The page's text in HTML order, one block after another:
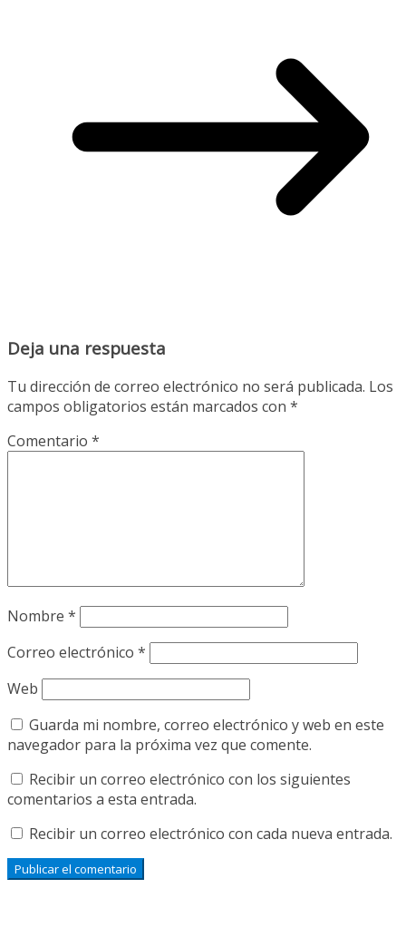
Deja una respuesta
Tu dirección de correo electrónico no será publicada. Los
campos obligatorios están marcados con *
Comentario *
Nombre *
Correo electrónico *
Web
Guarda mi nombre, correo electrónico y web en este
navegador para la próxima vez que comente.
Recibir un correo electrónico con los siguientes
comentarios a esta entrada.
Recibir un correo electrónico con cada nueva entrada.